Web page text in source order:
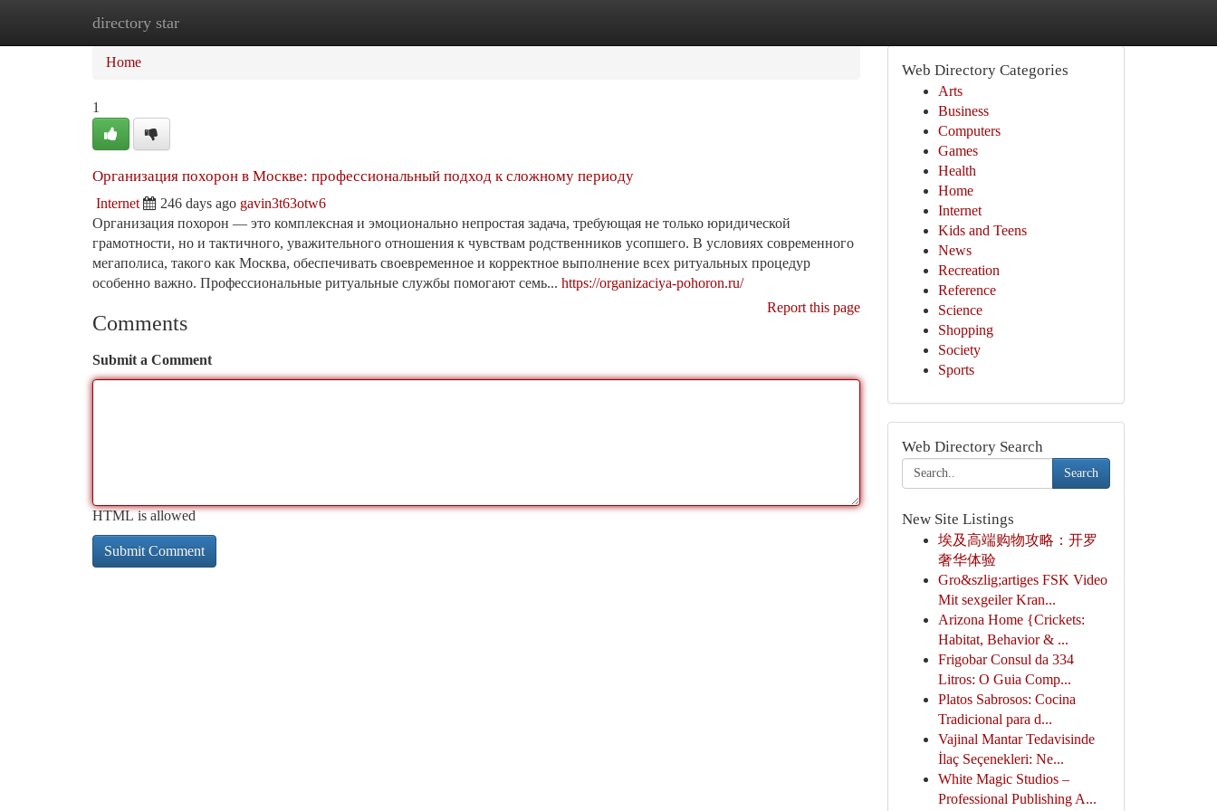
directory star
Home
Home
1
Организация похорон в Москве: профессиональный подход к сложному периоду
Internet 246 days ago gavin3t63otw6
Организация похорон — это комплексная и эмоционально непростая задача, требующая не только юридической
грамотности, но и тактичного, уважительного отношения к чувствам родственников усопшего. В условиях современного
мегаполиса, такого как Москва, обеспечивать своевременное и корректное выполнение всех ритуальных процедур
особенно важно. Профессиональные ритуальные службы помогают семь... https://organizaciya-pohoron.ru/
Report this page
Comments
Submit a Comment
HTML is allowed
Web Directory Categories
Arts
Business
Computers
Games
Health
Home
Internet
Kids and Teens
News
Recreation
Reference
Science
Shopping
Society
Sports
Web Directory Search
Search
New Site Listings
埃及高端购物攻略：开罗
奢华体验
Gro&szlig;artiges FSK Video
Mit sexgeiler Kran...
Arizona Home {Crickets:
Habitat, Behavior & ...
Frigobar Consul da 334
Litros: O Guia Comp...
Platos Sabrosos: Cocina
Tradicional para d...
Vajinal Mantar Tedavisinde
İlaç Seçenekleri: Ne...
White Magic Studios –
Professional Publishing A...